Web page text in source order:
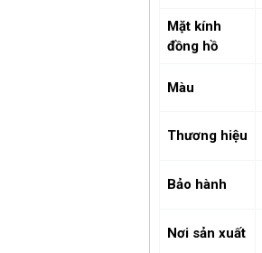
Mặt kính
đồng hồ
Màu
Thương hiệu
Bảo hành
Nơi sản xuất